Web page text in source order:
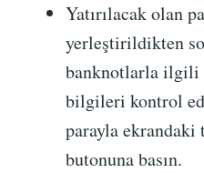
Yatırılacak olan
yerleştirildikten
banknotlarla
bilgileri kontrol
parayla ekrandaki
butonuna basın.